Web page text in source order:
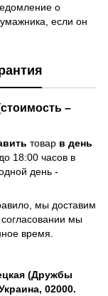
о
если он
–
товар в день
18:00 часов в
день -
мы доставим
мы
время.
(Дружбы
02000.